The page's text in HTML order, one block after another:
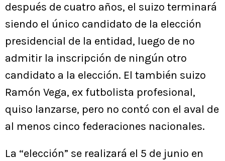
después de cuatro años, el suizo terminará
siendo el único candidato de la elección
presidencial de la entidad, luego de no
admitir la inscripción de ningún otro
candidato a la elección. El también suizo
Ramón Vega, ex futbolista profesional,
quiso lanzarse, pero no contó con el aval de
al menos cinco federaciones nacionales.
La “elección” se realizará el 5 de junio en